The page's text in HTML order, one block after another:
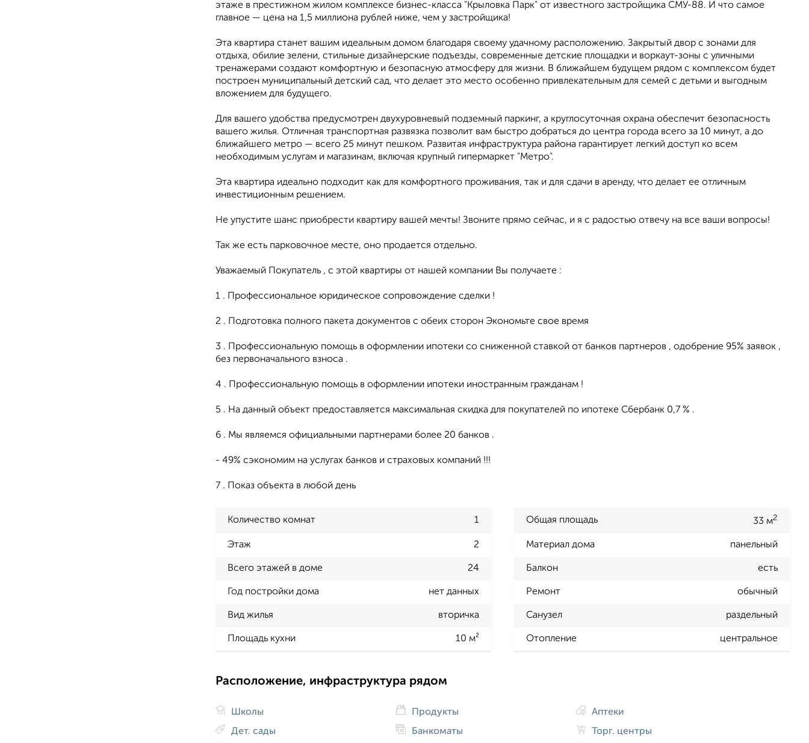
этаже в престижном жилом комплексе бизнес-класса "Крыловка Парк" от известного застройщика СМУ-88. И что самое
главное — цена на 1,5 миллиона рублей ниже, чем у застройщика!
Эта квартира станет вашим идеальным домом благодаря своему удачному расположению. Закрытый двор с зонами для
отдыха, обилие зелени, стильные дизайнерские подъезды, современные детские площадки и воркаут-зоны с уличными
тренажерами создают комфортную и безопасную атмосферу для жизни. В ближайшем будущем рядом с комплексом будет
построен муниципальный детский сад, что делает это место особенно привлекательным для семей с детьми и выгодным
вложением для будущего.
Для вашего удобства предусмотрен двухуровневый подземный паркинг, а круглосуточная охрана обеспечит безопасность
вашего жилья. Отличная транспортная развязка позволит вам быстро добраться до центра города всего за 10 минут, а до
ближайшего метро — всего 25 минут пешком. Развитая инфраструктура района гарантирует легкий доступ ко всем
необходимым услугам и магазинам, включая крупный гипермаркет "Метро".
Эта квартира идеально подходит как для комфортного проживания, так и для сдачи в аренду, что делает ее отличным
инвестиционным решением.
Не упустите шанс приобрести квартиру вашей мечты! Звоните прямо сейчас, и я с радостью отвечу на все ваши вопросы!
Так же есть парковочное месте, оно продается отдельно.
Уважаемый Покупатель , с этой квартиры от нашей компании Вы получаете :
1 . Профессиональное юридическое сопровождение сделки !
2 . Подготовка полного пакета документов с обеих сторон Экономьте свое время
3 . Профессиональную помощь в оформлении ипотеки со сниженной ставкой от банков партнеров , одобрение 95% заявок ,
без первоначального взноса .
4 . Профессиональную помощь в оформлении ипотеки иностранным гражданам !
5 . На данный объект предоставляется максимальная скидка для покупателей по ипотеке Сбербанк 0,7 % .
6 . Мы являемся официальными партнерами более 20 банков .
- 49% сэкономим на услугах банков и страховых компаний !!!
7 . Показ объекта в любой день
Количество комнат 1 Общая площадь 33 м2
Этаж 2 Материал дома панельный
Всего этажей в доме 24 Балкон есть
Год постройки дома нет данных Ремонт обычный
Вид жилья вторичка Санузел раздельный
Площадь кухни 10 м² Отопление центральное
Расположение, инфраструктура рядом
Школы
Дет. сады
Продукты
Банкоматы
Аптеки
Торг. центры